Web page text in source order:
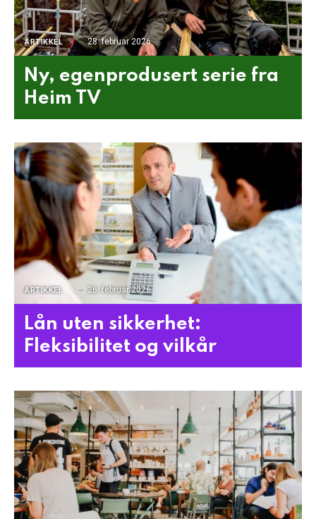
ARTIKKEL 28. februar 2026
Ny, egenprodusert serie fra
Heim TV
ARTIKKEL 26. februar 2026
Lån uten sikkerhet:
Fleksibilitet og vilkår